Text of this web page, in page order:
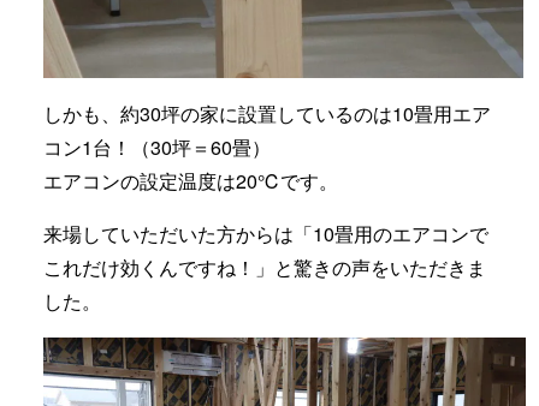
しかも、約30坪の家に設置しているのは10畳用エア
コン1台！（30坪＝60畳）
エアコンの設定温度は20℃です。
来場していただいた方からは「10畳用のエアコンで
これだけ効くんですね！」と驚きの声をいただきま
した。